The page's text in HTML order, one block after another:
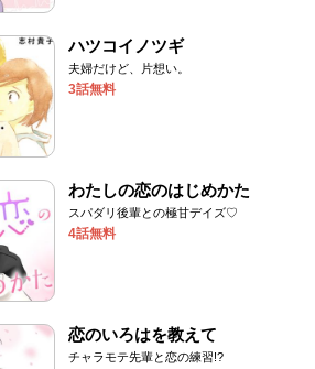
ハツコイノツギ
夫婦だけど、片想い。
3話無料
わたしの恋のはじめかた
スパダリ後輩との極甘デイズ♡
4話無料
恋のいろはを教えて
チャラモテ先輩と恋の練習!?